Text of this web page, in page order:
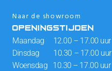
Naar de showroom
OPENINGSTIJDEN
Maandag 12.00 – 17.00 uur
Dinsdag 10.30 – 17.00 uur
Woensdag 10.30 – 17.00 uur